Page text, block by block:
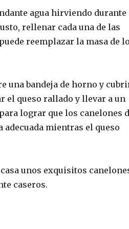
agua hirviendo durante
rellenar cada una de las
reemplazar la masa de
una bandeja de horno y
el queso rallado y llevar a un
lograr que los canelones
mientras el queso
unos exquisitos
caseros.